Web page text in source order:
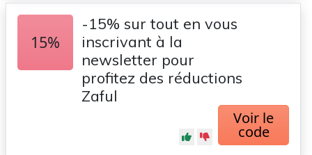
15%
-15% sur tout en vous
inscrivant à la
newsletter pour
profitez des réductions
Zaful
Voir le
code